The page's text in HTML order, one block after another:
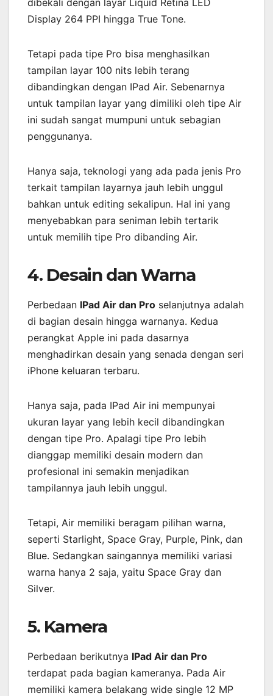
Display 264 PPI hingga True Tone.
Tetapi pada tipe Pro bisa menghasilkan
tampilan layar 100 nits lebih terang
dibandingkan dengan IPad Air. Sebenarnya
untuk tampilan layar yang dimiliki oleh tipe Air
ini sudah sangat mumpuni untuk sebagian
penggunanya.
Hanya saja, teknologi yang ada pada jenis Pro
terkait tampilan layarnya jauh lebih unggul
bahkan untuk editing sekalipun. Hal ini yang
menyebabkan para seniman lebih tertarik
untuk memilih tipe Pro dibanding Air.
4. Desain dan Warna
Perbedaan IPad Air dan Pro selanjutnya adalah
di bagian desain hingga warnanya. Kedua
perangkat Apple ini pada dasarnya
menghadirkan desain yang senada dengan seri
iPhone keluaran terbaru.
Hanya saja, pada IPad Air ini mempunyai
ukuran layar yang lebih kecil dibandingkan
dengan tipe Pro. Apalagi tipe Pro lebih
dianggap memiliki desain modern dan
profesional ini semakin menjadikan
tampilannya jauh lebih unggul.
Tetapi, Air memiliki beragam pilihan warna,
seperti Starlight, Space Gray, Purple, Pink, dan
Blue. Sedangkan saingannya memiliki variasi
warna hanya 2 saja, yaitu Space Gray dan
Silver.
5. Kamera
Perbedaan berikutnya IPad Air dan Pro
terdapat pada bagian kameranya. Pada Air
memiliki kamera belakang wide single 12 MP